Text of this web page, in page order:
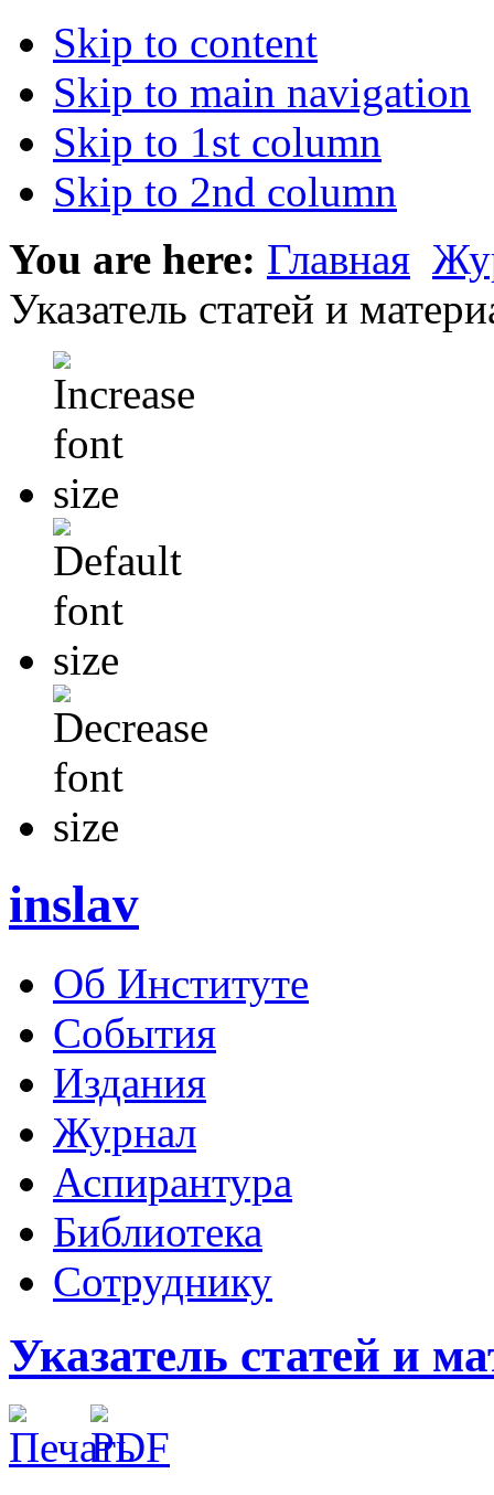
Skip to content
Skip to main navigation
Skip to 1st column
Skip to 2nd column
You are here: Главная
Указатель статей и
inslav
Об Институте
События
Издания
Журнал
Аспирантура
Библиотека
Сотруднику
Указатель статей и